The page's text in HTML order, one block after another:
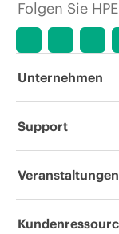
sich
Folgen Sie
Unternehmen
Über HPE
Support
Operational
Veranstaltungen